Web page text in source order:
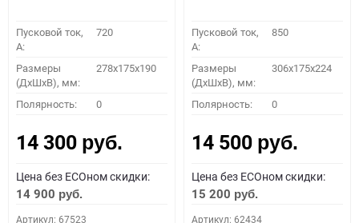
Пусковой ток,
A:
720
Размеры
(ДхШхВ), мм:
278x175x190
Полярность: 0
14 300 руб.
Цена без ECOном скидки:
14 900 руб.
Артикул: 67523
Пусковой ток,
A:
850
Размеры
(ДхШхВ), мм:
306x175x224
Полярность: 0
14 500 руб.
Цена без ECOном скидки:
15 200 руб.
Артикул: 62434